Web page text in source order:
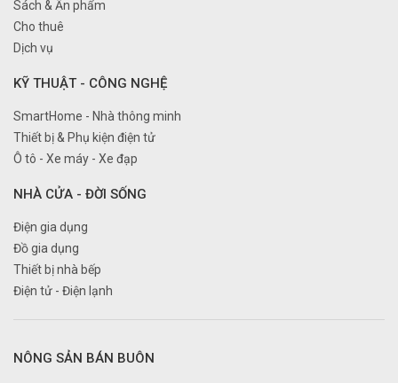
Sách & Ấn phẩm
Cho thuê
Dịch vụ
KỸ THUẬT - CÔNG NGHỆ
SmartHome - Nhà thông minh
Thiết bị & Phụ kiện điện tử
Ô tô - Xe máy - Xe đạp
NHÀ CỬA - ĐỜI SỐNG
Điện gia dụng
Đồ gia dụng
Thiết bị nhà bếp
Điện tử - Điện lạnh
NÔNG SẢN BÁN BUÔN